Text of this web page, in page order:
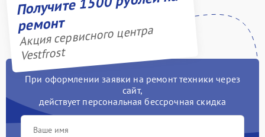
ремонт
Акция сервисного центра
Vestfrost
При оформлении заявки на ремонт техники через
сайт,
действует персональная бессрочная скидка